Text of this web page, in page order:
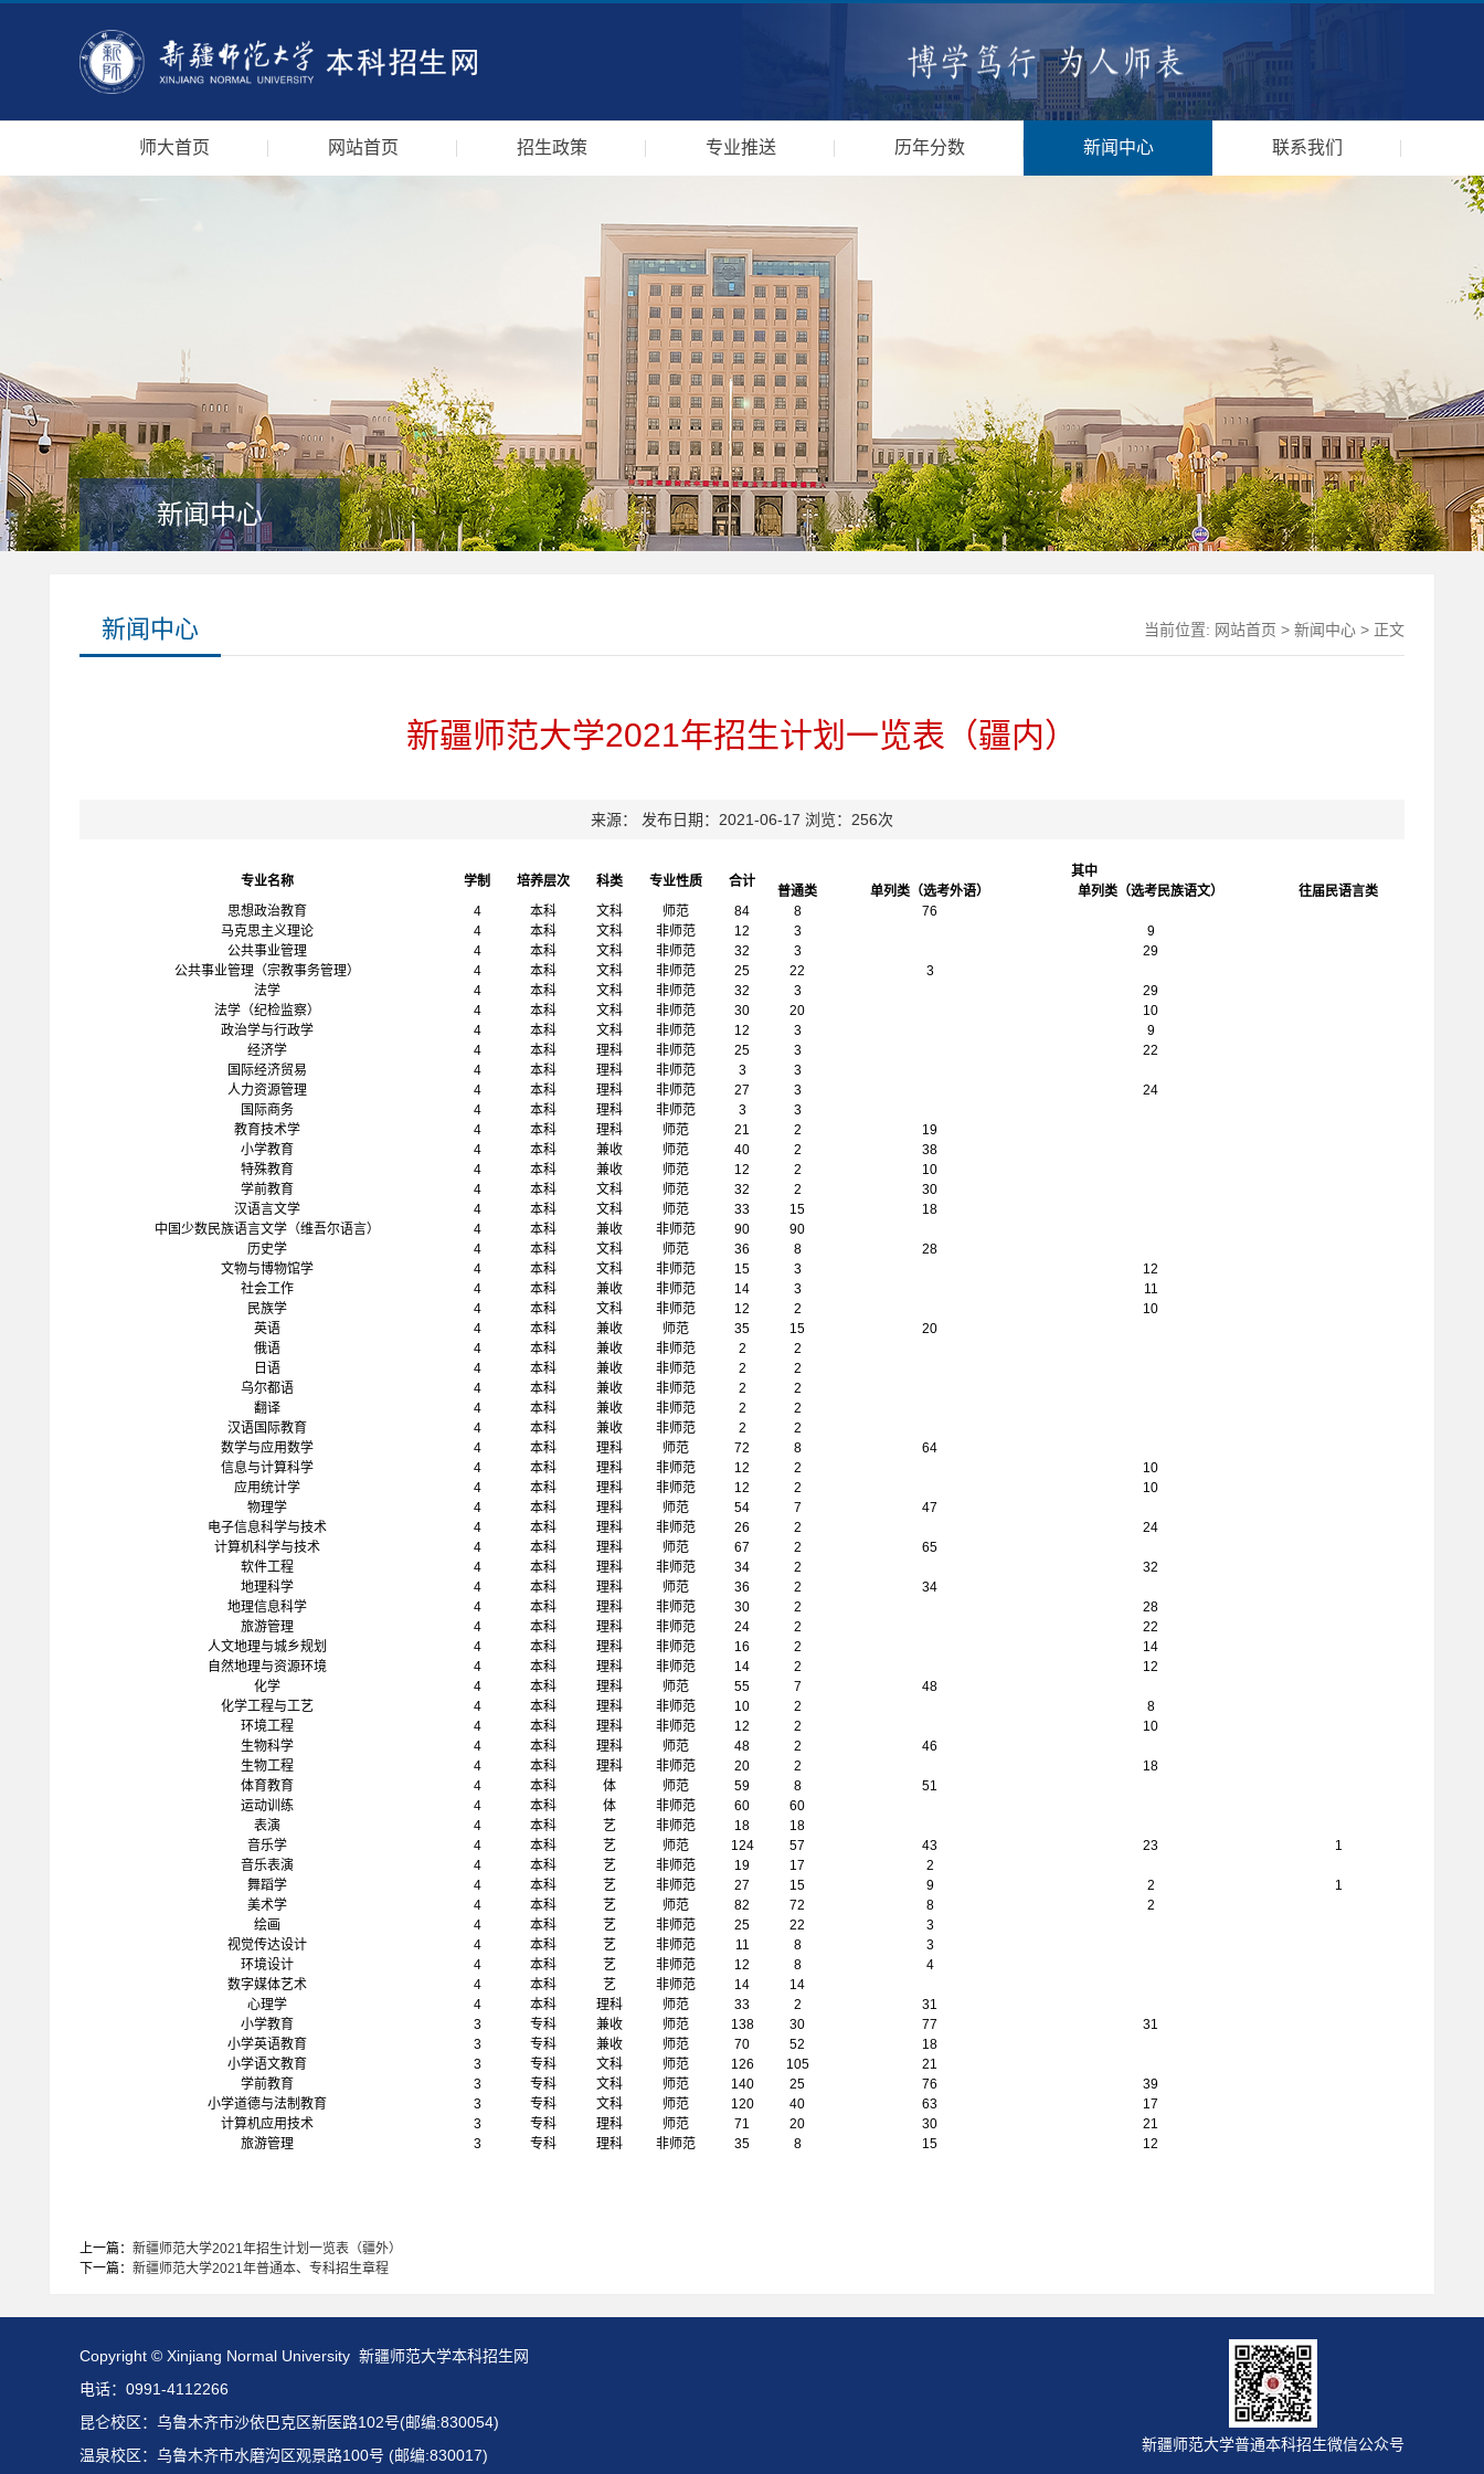
师大首页 网站首页 招生政策 专业推送 历年分数 新闻中心 联系我们
新闻中心
新闻中心 当前位置: 网站首页 > 新闻中心 > 正文
新疆师范大学2021年招生计划一览表（疆内）
来源： 发布日期：2021-06-17 浏览： 256次
专业名称 学制 培养层次 科类 专业性质 合计
其中
普通类
单列类（选考外语） 单列类（选考民族语文）
往届民语言类
思想政治教育
4 本科 文科 师范 84 8
76
马克思主义理论
4 本科 文科 非师范 12 3
9
公共事业管理
4 本科 文科 非师范 32 3
29
公共事业管理（宗教事务管理）
4 本科 文科 非师范 25 22
3
法学
4 本科 文科 非师范 32 3
29
法学（纪检监察）
4 本科 文科 非师范 30 20
10
政治学与行政学
4 本科 文科 非师范 12 3
9
经济学
4 本科 理科 非师范 25 3
22
国际经济贸易
4 本科 理科 非师范 3
3
人力资源管理
4 本科 理科 非师范 27 3
24
国际商务
4 本科 理科 非师范 3
3
教育技术学
4 本科 理科 师范 21 2
19
小学教育
4 本科 兼收 师范 40 2
38
特殊教育
4 本科 兼收 师范 12 2
10
学前教育
4 本科 文科 师范 32 2
30
汉语言文学
4 本科 文科 师范 33 15
18
中国少数民族语言文学（维吾尔语言）
4 本科 兼收 非师范 90
90
历史学
4 本科 文科 师范 36 8
28
文物与博物馆学
4 本科 文科 非师范 15 3
12
社会工作
4 本科 兼收 非师范 14 3
11
民族学
4 本科 文科 非师范 12 2
10
英语
4 本科 兼收 师范 35 15
20
俄语
4 本科 兼收 非师范 2
2
日语
4 本科 兼收 非师范 2
2
乌尔都语
4 本科 兼收 非师范 2
2
翻译
4 本科 兼收 非师范 2
2
汉语国际教育
4 本科 兼收 非师范 2
2
数学与应用数学
4 本科 理科 师范 72 8
64
信息与计算科学
4 本科 理科 非师范 12 2
10
应用统计学
4 本科 理科 非师范 12 2
10
物理学
4 本科 理科 师范 54 7
47
电子信息科学与技术
4 本科 理科 非师范 26 2
24
计算机科学与技术
4 本科 理科 师范 67 2
65
软件工程
4 本科 理科 非师范 34 2
32
地理科学
4 本科 理科 师范 36 2
34
地理信息科学
4 本科 理科 非师范 30 2
28
旅游管理
4 本科 理科 非师范 24 2
22
人文地理与城乡规划
4 本科 理科 非师范 16 2
14
自然地理与资源环境
4 本科 理科 非师范 14 2
12
化学
4 本科 理科 师范 55 7
48
化学工程与工艺
4 本科 理科 非师范 10 2
8
环境工程
4 本科 理科 非师范 12 2
10
生物科学
4 本科 理科 师范 48 2
46
生物工程
4 本科 理科 非师范 20 2
18
体育教育
4 本科 体 师范 59 8
51
运动训练
4 本科 体 非师范 60
60
表演
4 本科 艺 非师范 18
18
音乐学
4 本科 艺 师范 124 57 43 23
1
音乐表演
4 本科 艺 非师范 19 17
2
舞蹈学
4 本科 艺 非师范 27 15 9 2
1
美术学
4 本科 艺 师范 82 72 8
2
绘画
4 本科 艺 非师范 25 22
3
视觉传达设计
4 本科 艺 非师范 11 8
3
环境设计
4 本科 艺 非师范 12 8
4
数字媒体艺术
4 本科 艺 非师范 14
14
心理学
4 本科 理科 师范 33 2
31
小学教育
3 专科 兼收 师范 138 30 77
31
小学英语教育
3 专科 兼收 师范 70 52
18
小学语文教育
3 专科 文科 师范 126 105
21
学前教育
3 专科 文科 师范 140 25 76
39
小学道德与法制教育
3 专科 文科 师范 120 40 63
17
计算机应用技术
3 专科 理科 师范 71 20 30
21
旅游管理
3 专科 理科 非师范 35 8 15 12
上一篇： 新疆师范大学2021年招生计划一览表（疆外）
下一篇： 新疆师范大学2021年普通本、专科招生章程
Copyright © Xinjiang Normal University 新疆师范大学本科招生网
电话：0991-4112266
昆仑校区：乌鲁木齐市沙依巴克区新医路102号(邮编:830054)
温泉校区：乌鲁木齐市水磨沟区观景路100号 (邮编:830017)
新疆师范大学普通本科招生微信公众号